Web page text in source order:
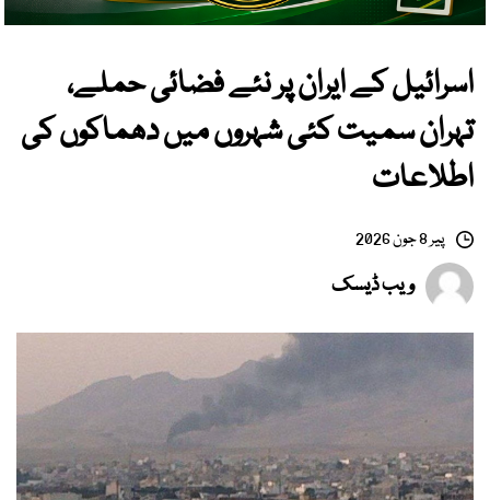
اسرائیل کے ایران پر نئے فضائی حملے،
تہران سمیت کئی شہروں میں دھماکوں کی
اطلاعات
پیر 8 جون 2026
ویب ڈیسک